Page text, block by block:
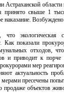
Астраханской
принято свыше 1
наказание.
экологическая
показали
отходов, что
и приводит к
мер
актуальность
пресечены
продаже объектов